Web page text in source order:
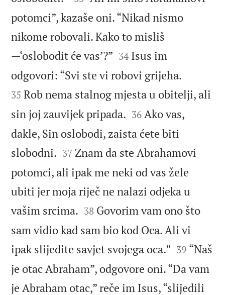
potomci”, kazaše oni. “Nikad nismo
nikome robovali. Kako to misliš
—‘oslobodit će vas’?” 

34 Isus im
odgovori: “Svi ste vi robovi grijeha.
35 Rob nema stalnog mjesta u obitelji, ali
sin joj zauvijek pripada. 

36 Ako vas,
dakle, Sin oslobodi, zaista ćete biti
slobodni. 

37 Znam da ste Abrahamovi
potomci, ali ipak me neki od vas žele
ubiti jer moja riječ ne nalazi odjeka u
vašim srcima. 

38 Govorim vam ono što
sam vidio kad sam bio kod Oca. Ali vi
ipak slijedite savjet svojega oca.” 

39 “Naš
je otac Abraham”, odgovore oni. “Da vam
je Abraham otac,” reče im Isus, “slijedili